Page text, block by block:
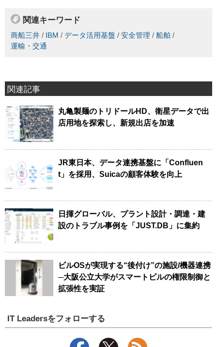
関連キーワード
商船三井 / IBM / データ活用基盤 / 安全管理 / 船舶 /
運輸・交通
関連記事
丸亀製麺のトリドールHD、衛星データで出
店用地を探索し、新規出店を加速
JR東日本、データ連携基盤に「Confluen
t」を採用、Suicaの顧客体験を向上
日揮グローバル、プラント設計・調達・建
設のトラブル事例を「JUST.DB」に集約
ビルOSが実現する“後付け”の施設/機器連携
─大阪公立大学がスマートビルの権限制御と
拡張性を実証
IT Leadersをフォローする